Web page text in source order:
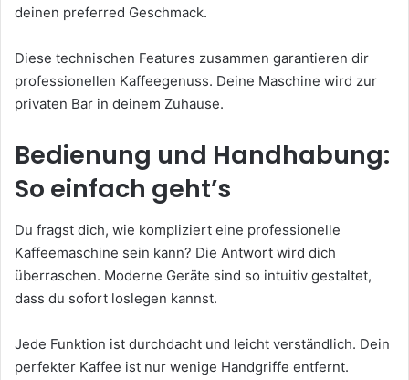
deinen preferred Geschmack.
Diese technischen Features zusammen garantieren dir
professionellen Kaffeegenuss. Deine Maschine wird zur
privaten Bar in deinem Zuhause.
Bedienung und Handhabung:
So einfach geht’s
Du fragst dich, wie kompliziert eine professionelle
Kaffeemaschine sein kann? Die Antwort wird dich
überraschen. Moderne Geräte sind so intuitiv gestaltet,
dass du sofort loslegen kannst.
Jede Funktion ist durchdacht und leicht verständlich. Dein
perfekter Kaffee ist nur wenige Handgriffe entfernt.